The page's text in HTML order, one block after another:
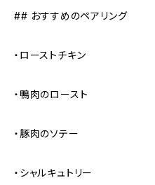
## おすすめのペアリング
・ローストチキン
・鴨肉のロースト
・豚肉のソテー
・シャルキュトリー